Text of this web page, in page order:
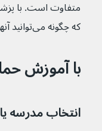
متفاوت است. با
که چگونه می‌توانید آنها را دریافت کنید.
با آموزش
انتخاب مدرسه